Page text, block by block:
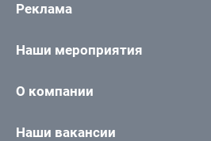
Реклама
Наши мероприятия
О компании
Наши вакансии